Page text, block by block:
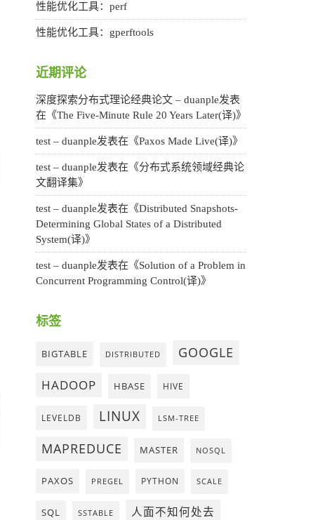
性能优化工具：perf
性能优化工具：gperftools
近期评论
深度探索分布式理论经典论文 – duanple发表
在《The Five-Minute Rule 20 Years Later(译)》
test – duanple发表在《Paxos Made Live(译)》
test – duanple发表在《分布式系统领域经典论
文翻译集》
test – duanple发表在《Distributed Snapshots-
Determining Global States of a Distributed
System(译)》
test – duanple发表在《Solution of a Problem in
Concurrent Programming Control(译)》
标签
BIGTABLE DISTRIBUTED GOOGLE
HADOOP HBASE HIVE
LEVELDB LINUX LSM-TREE
MAPREDUCE MASTER NOSQL
PAXOS PREGEL PYTHON SCALE
SQL SSTABLE 人面不知何处去